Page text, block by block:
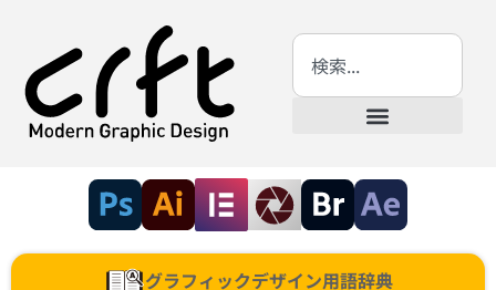
グラフィックデザイン用語辞典